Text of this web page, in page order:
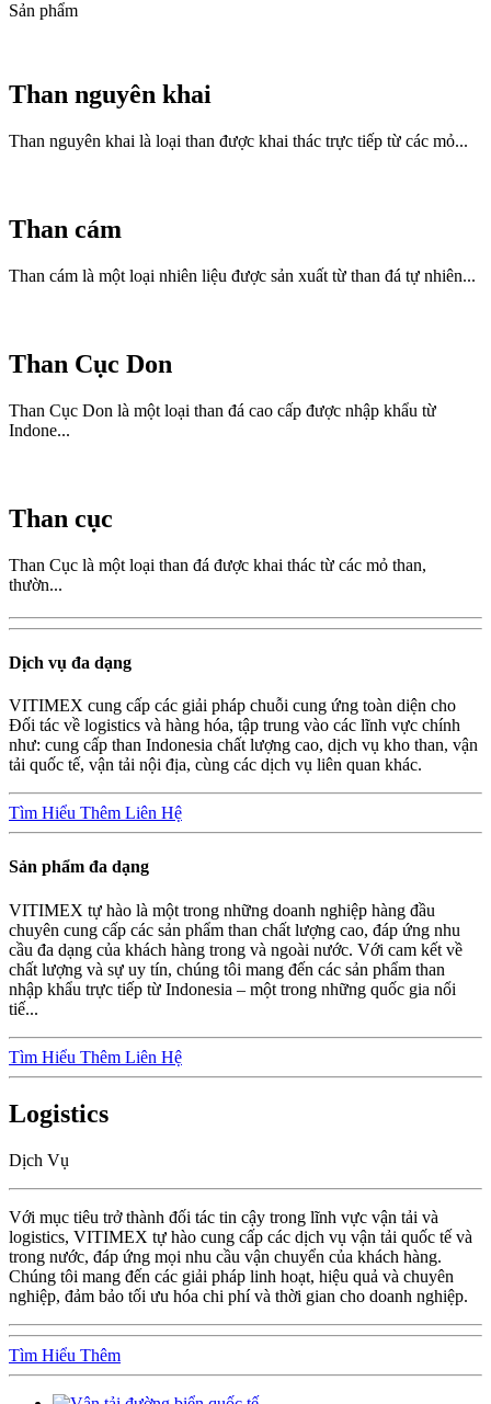
Sản phẩm
Than nguyên khai
Than nguyên khai là loại than được khai thác trực tiếp từ các mỏ...
Than cám
Than cám là một loại nhiên liệu được sản xuất từ than đá tự nhiên...
Than Cục Don
Than Cục Don là một loại than đá cao cấp được nhập khẩu từ
Indone...
Than cục
Than Cục là một loại than đá được khai thác từ các mỏ than,
thườn...
Dịch vụ đa dạng
VITIMEX cung cấp các giải pháp chuỗi cung ứng toàn diện cho
Đối tác về logistics và hàng hóa, tập trung vào các lĩnh vực chính
như: cung cấp than Indonesia chất lượng cao, dịch vụ kho than, vận
tải quốc tế, vận tải nội địa, cùng các dịch vụ liên quan khác.
Tìm Hiểu Thêm Liên Hệ
Sản phẩm đa dạng
VITIMEX tự hào là một trong những doanh nghiệp hàng đầu
chuyên cung cấp các sản phẩm than chất lượng cao, đáp ứng nhu
cầu đa dạng của khách hàng trong và ngoài nước. Với cam kết về
chất lượng và sự uy tín, chúng tôi mang đến các sản phẩm than
nhập khẩu trực tiếp từ Indonesia – một trong những quốc gia nổi
tiế...
Tìm Hiểu Thêm Liên Hệ
Logistics
Dịch Vụ
Với mục tiêu trở thành đối tác tin cậy trong lĩnh vực vận tải và
logistics, VITIMEX tự hào cung cấp các dịch vụ vận tải quốc tế và
trong nước, đáp ứng mọi nhu cầu vận chuyển của khách hàng.
Chúng tôi mang đến các giải pháp linh hoạt, hiệu quả và chuyên
nghiệp, đảm bảo tối ưu hóa chi phí và thời gian cho doanh nghiệp.
Tìm Hiểu Thêm